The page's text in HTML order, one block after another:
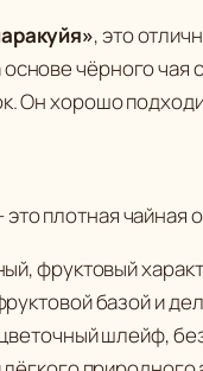
р
а
Ч
н
ы
й
ч
а
, это
чёрного
Он хорошо
плотная чайная
фруктовый
базой и
шлейф,